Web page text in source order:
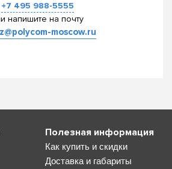
+7 495 988-5555
напишите на почту
moscow.ru
Полезная информация
Как купить и скидки
Доставка и габариты